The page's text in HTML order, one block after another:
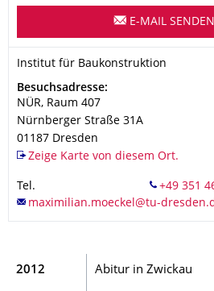
E-MAIL SENDEN
Organisationsname
Institut für Baukonstruktion
Institut für Baukonstruktion
Adresse
Besuchsadresse:
NÜR, Raum 407
Nürnberger Straße 31A
01187 Dresden
Zeige Karte von diesem Ort.
Tel.
2012 Abitur in Zwickau